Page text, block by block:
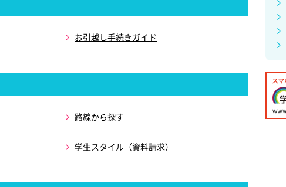
お引越し手続きガイド
路線から探す
学生スタイル（資料請求）